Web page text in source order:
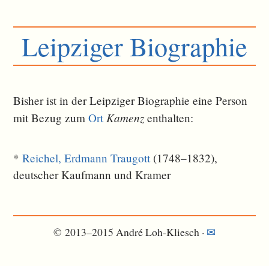
Leipziger Biographie
Bisher ist in der Leipziger Biographie eine Person
mit Bezug zumOrt Kamenz ent­halten:
*Reichel, Erdmann Traugott (1748–1832),
deutscher Kaufmann und Kramer
© 2013–2015 André Loh-Kliesch · ✉